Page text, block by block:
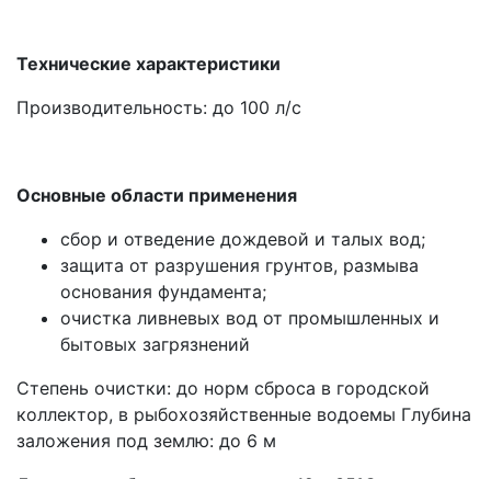
Технические характеристики
Производительность: до 100 л/с
Основные области применения
сбор и отведение дождевой и талых вод;
защита от разрушения грунтов, размыва
основания фундамента;
очистка ливневых вод от промышленных и
бытовых загрязнений
Степень очистки: до норм сброса в городской
коллектор, в рыбохозяйственные водоемы Глубина
заложения под землю: до 6 м